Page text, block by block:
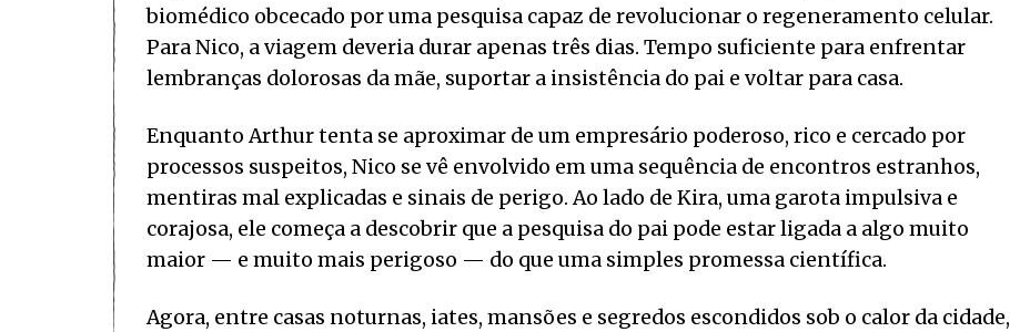
biomédico obcecado por uma pesquisa capaz de revolucionar o regeneramento celular.
Para Nico, a viagem deveria durar apenas três dias. Tempo suficiente para enfrentar
lembranças dolorosas da mãe, suportar a insistência do pai e voltar para casa.
Enquanto Arthur tenta se aproximar de um empresário poderoso, rico e cercado por
processos suspeitos, Nico se vê envolvido em uma sequência de encontros estranhos,
mentiras mal explicadas e sinais de perigo. Ao lado de Kira, uma garota impulsiva e
corajosa, ele começa a descobrir que a pesquisa do pai pode estar ligada a algo muito
maior — e muito mais perigoso — do que uma simples promessa científica.
Agora, entre casas noturnas, iates, mansões e segredos escondidos sob o calor da cidade,